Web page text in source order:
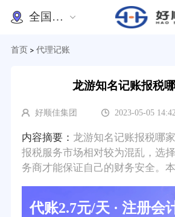
全国办理
首页 > 代理记账
龙游知名记账报税
好顺佳集团 2023-05-05
内容摘要： 龙游知名记账报税哪
报税服务市场相对较为混乱，选
务商才能保证自己的财务安全。
代账2.7元/天 · 注册会